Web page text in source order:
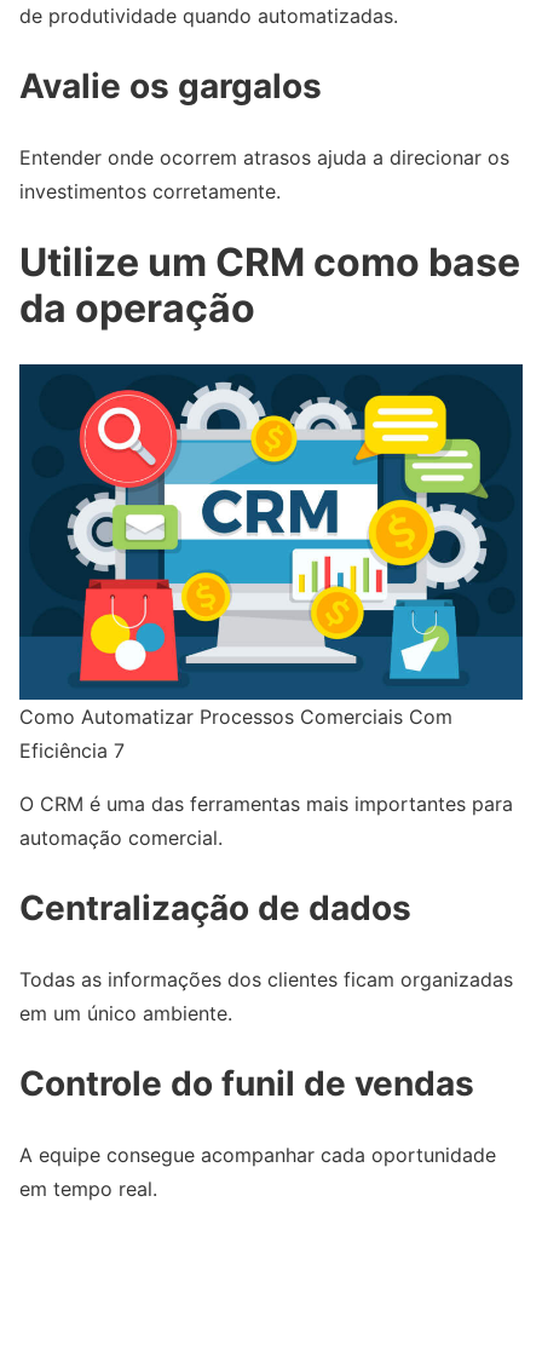
de produtividade quando automatizadas.
Avalie os gargalos
Entender onde ocorrem atrasos ajuda a direcionar os
investimentos corretamente.
Utilize um CRM como base
da operação
Como Automatizar Processos Comerciais Com
Eficiência 7
O CRM é uma das ferramentas mais importantes para
automação comercial.
Centralização de dados
Todas as informações dos clientes ficam organizadas
em um único ambiente.
Controle do funil de vendas
A equipe consegue acompanhar cada oportunidade
em tempo real.